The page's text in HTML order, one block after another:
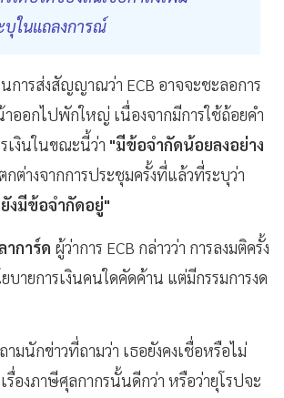
บุในแถลงการณ์
การส่งสัญญาณว่า ECB อาจจะชะลอการ
ออกไปพักใหญ่ เนื่องจากมีการใช้ถ้อยคำ
เงินในขณะนี้ว่า "มีข้อจำกัดน้อยลงอย่าง
กต่างจากการประชุมครั้งที่แล้วที่ระบุว่า
งมีข้อจำกัดอยู่"
าการ์ด ผู้ว่าการ ECB กล่าวว่า การลงมติครั้ง
บายการเงินคนใดคัดค้าน แต่มีกรรมการงด
ามนักข่าวที่ถามว่า เธอยังคงเชื่อหรือไม่
เรื่องภาษีศุลกากรนั้นดีกว่า หรือว่ายุโรปจะ